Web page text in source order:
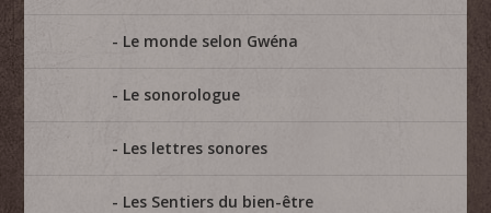
Le monde selon Gwéna
Le sonorologue
Les lettres sonores
Les Sentiers du bien-être